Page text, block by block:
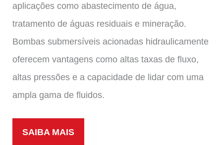
aplicações como abastecimento de água,
tratamento de águas residuais e mineração.
Bombas submersíveis acionadas hidraulicamente
oferecem vantagens como altas taxas de fluxo,
altas pressões e a capacidade de lidar com uma
ampla gama de fluidos.
SAIBA MAIS